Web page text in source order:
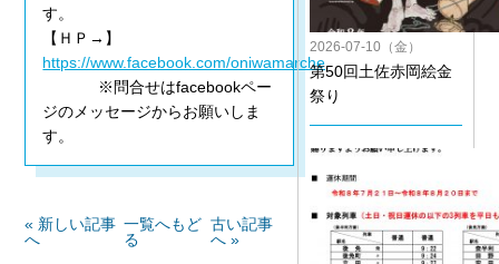
す。
【ＨＰ→】
https://www.facebook.com/oniwamarche
※問合せはfacebookペー
ジのメッセージからお願いしま
す。
« 新しい記事
へ
一覧へもど
る
古い記事
へ »
2026-07-10（金）
第50回土佐赤岡絵金
祭り